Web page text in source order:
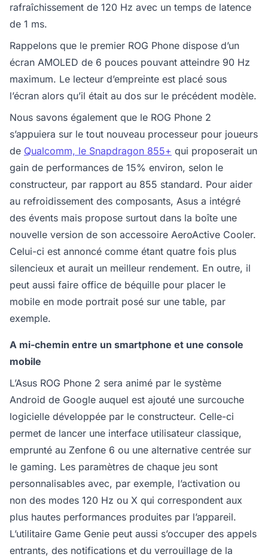
rafraîchissement de 120 Hz avec un temps de latence
de 1 ms.
Rappelons que le premier ROG Phone dispose d’un
écran AMOLED de 6 pouces pouvant atteindre 90 Hz
maximum. Le lecteur d’empreinte est placé sous
l’écran alors qu’il était au dos sur le précédent modèle.
Nous savons également que le ROG Phone 2
s’appuiera sur le tout nouveau processeur pour joueurs
de Qualcomm, le Snapdragon 855+ qui proposerait un
gain de performances de 15% environ, selon le
constructeur, par rapport au 855 standard. Pour aider
au refroidissement des composants, Asus a intégré
des évents mais propose surtout dans la boîte une
nouvelle version de son accessoire AeroActive Cooler.
Celui-ci est annoncé comme étant quatre fois plus
silencieux et aurait un meilleur rendement. En outre, il
peut aussi faire office de béquille pour placer le
mobile en mode portrait posé sur une table, par
exemple.
A mi-chemin entre un smartphone et une console
mobile
L’Asus ROG Phone 2 sera animé par le système
Android de Google auquel est ajouté une surcouche
logicielle développée par le constructeur. Celle-ci
permet de lancer une interface utilisateur classique,
emprunté au Zenfone 6 ou une alternative centrée sur
le gaming. Les paramètres de chaque jeu sont
personnalisables avec, par exemple, l’activation ou
non des modes 120 Hz ou X qui correspondent aux
plus hautes performances produites par l’appareil.
L’utilitaire Game Genie peut aussi s’occuper des appels
entrants, des notifications et du verrouillage de la